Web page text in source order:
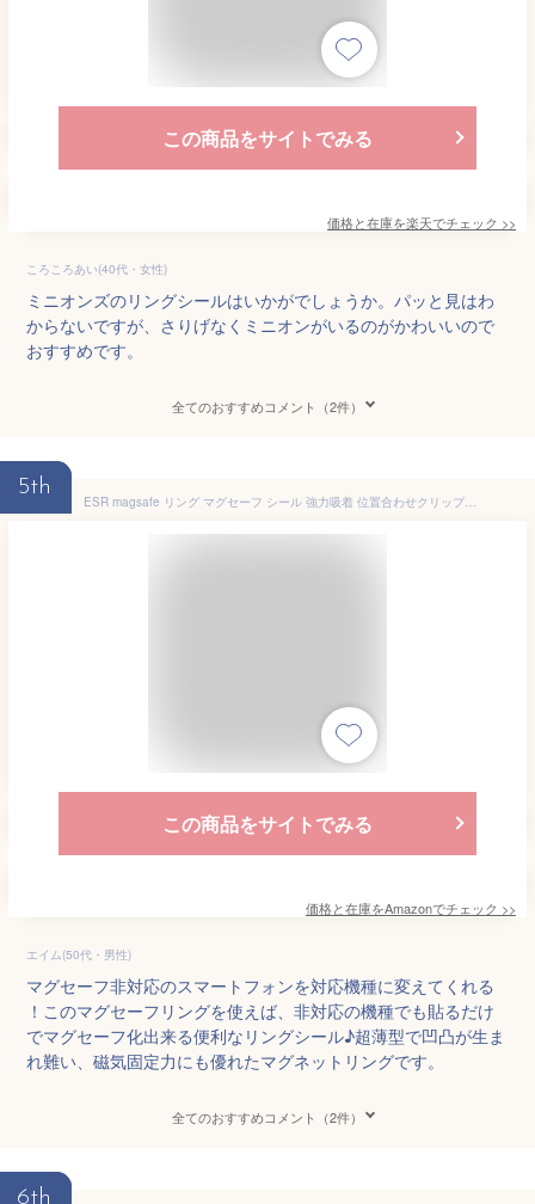
この商品をサイトでみる
価格と在庫を楽天でチェック >>
ころころあい(40代・女性)
ミニオンズのリングシールはいかがでしょうか。パッと見はわ
からないですが、さりげなくミニオンがいるのがかわいいので
おすすめです。
全てのおすすめコメント（2件）
5th
ESR magsafe リング マグセーフ シール 強力吸着 位置合わせクリップ付属 マグネットリング 磁気ワイヤレス充電対応キット 超薄型 磁気固定メタルリング スマホケース用 iPhone 17 Pro Max 16e 16 15 14 13 12 11 X、Samsung、Pixel 10対応 スマホリング 2個入り ブラック・シルバー
この商品をサイトでみる
価格と在庫をAmazonでチェック >>
エイム(50代・男性)
マグセーフ非対応のスマートフォンを対応機種に変えてくれる
！このマグセーフリングを使えば、非対応の機種でも貼るだけ
でマグセーフ化出来る便利なリングシール♪超薄型で凹凸が生ま
れ難い、磁気固定力にも優れたマグネットリングです。
全てのおすすめコメント（2件）
6th